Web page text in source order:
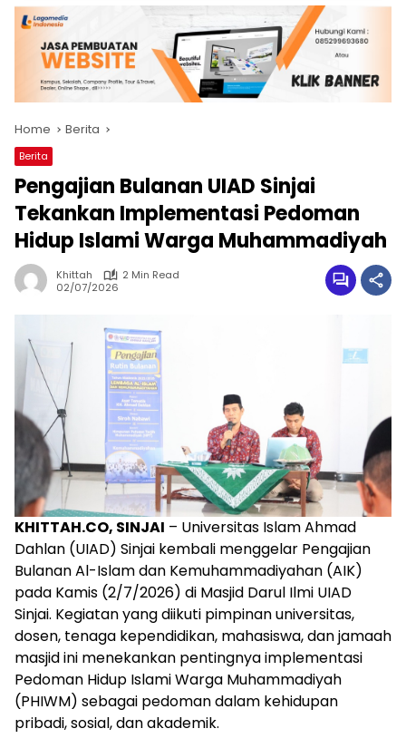
Home Berita
Berita
Pengajian Bulanan UIAD Sinjai
Tekankan Implementasi Pedoman
Hidup Islami Warga Muhammadiyah
Khittah
2 Min Read
02/07/2026
KHITTAH.CO, SINJAI – Universitas Islam Ahmad
Dahlan (UIAD) Sinjai kembali menggelar Pengajian
Bulanan Al-Islam dan Kemuhammadiyahan (AIK)
pada Kamis (2/7/2026) di Masjid Darul Ilmi UIAD
Sinjai. Kegiatan yang diikuti pimpinan universitas,
dosen, tenaga kependidikan, mahasiswa, dan jamaah
masjid ini menekankan pentingnya implementasi
Pedoman Hidup Islami Warga Muhammadiyah
(PHIWM) sebagai pedoman dalam kehidupan
pribadi, sosial, dan akademik.